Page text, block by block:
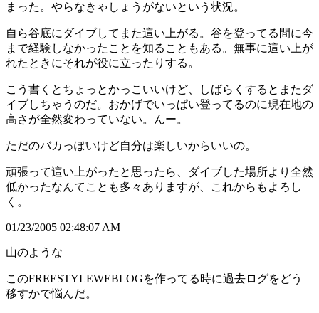
まった。やらなきゃしょうがないという状況。
自ら谷底にダイブしてまた這い上がる。谷を登ってる間に今
まで経験しなかったことを知ることもある。無事に這い上が
れたときにそれが役に立ったりする。
こう書くとちょっとかっこいいけど、しばらくするとまたダ
イブしちゃうのだ。おかげでいっぱい登ってるのに現在地の
高さが全然変わっていない。んー。
ただのバカっぽいけど自分は楽しいからいいの。
頑張って這い上がったと思ったら、ダイブした場所より全然
低かったなんてことも多々ありますが、これからもよろし
く。
01/23/2005 02:48:07 AM
山のような
このFREESTYLEWEBLOGを作ってる時に過去ログをどう
移すかで悩んだ。